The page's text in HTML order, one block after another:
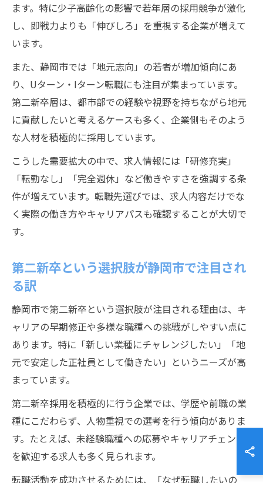
ます。特に少子高齢化の影響で若年層の採用競争が激化
し、即戦力よりも「伸びしろ」を重視する企業が増えて
います。
また、静岡市では「地元志向」の若者が増加傾向にあ
り、Uターン・Iターン転職にも注目が集まっています。
第二新卒層は、都市部での経験や視野を持ちながら地元
に貢献したいと考えるケースも多く、企業側もそのよう
な人材を積極的に採用しています。
こうした需要拡大の中で、求人情報には「研修充実」
「転勤なし」「完全週休」など働きやすさを強調する条
件が増えています。転職先選びでは、求人内容だけでな
く実際の働き方やキャリアパスも確認することが大切で
す。
第二新卒という選択肢が静岡市で注目され
る訳
静岡市で第二新卒という選択肢が注目される理由は、キ
ャリアの早期修正や多様な職種への挑戦がしやすい点に
あります。特に「新しい業種にチャレンジしたい」「地
元で安定した正社員として働きたい」というニーズが高
まっています。
第二新卒採用を積極的に行う企業では、学歴や前職の業
種にこだわらず、人物重視での選考を行う傾向がありま
す。たとえば、未経験職種への応募やキャリアチェンジ
を歓迎する求人も多く見られます。
転職活動を成功させるためには、「なぜ転職したいの